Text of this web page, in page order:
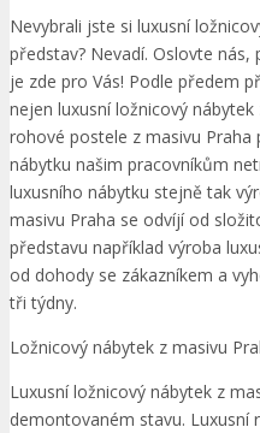
Nevybrali jste si luxusní
představ? Nevadí. Oslovte
je zde pro Vás! Podle předem
nejen luxusní ložnicový
rohové postele z masivu Praha
nábytku našim pracovníkům
luxusního nábytku stejně tak
masivu Praha se odvíjí od
představu například výroba
od dohody se zákazníkem a
tři týdny.
Ložnicový nábytek z masivu
Luxusní ložnicový nábytek z
demontovaném stavu. Luxusní